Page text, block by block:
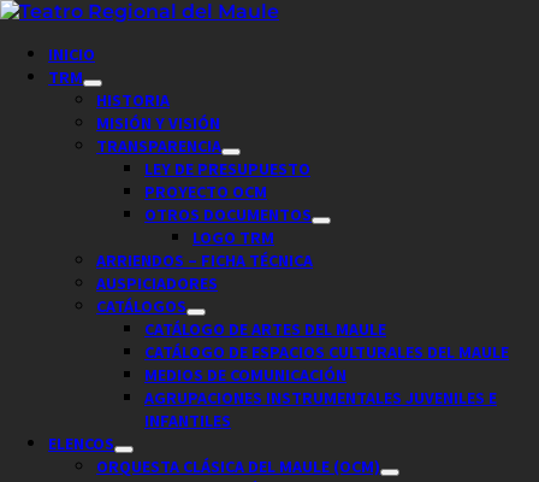
Saltar
contenido
Menú
principal
INICIO
TRM
HISTORIA
MISIÓN Y VISIÓN
TRANSPARENCIA
LEY DE PRESUPUESTO
PROYECTO OCM
OTROS DOCUMENTOS
LOGO TRM
ARRIENDOS – FICHA TÉCNICA
AUSPICIADORES
CATÁLOGOS
CATÁLOGO DE ARTES DEL MAULE
CATÁLOGO DE ESPACIOS CULTURALES DEL MAULE
MEDIOS DE COMUNICACIÓN
AGRUPACIONES INSTRUMENTALES JUVENILES E
INFANTILES
ELENCOS
ORQUESTA CLÁSICA DEL MAULE (OCM)